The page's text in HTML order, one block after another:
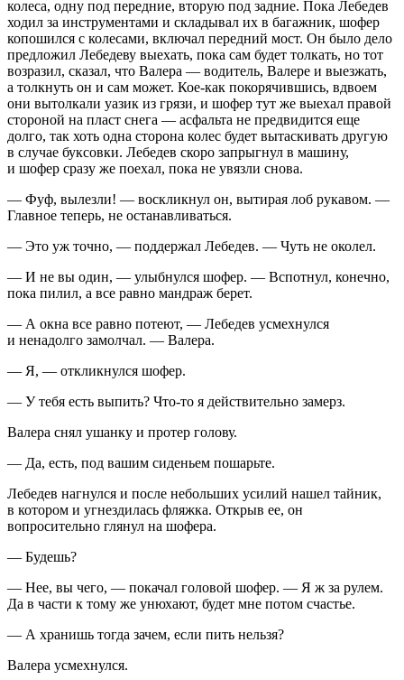
колеса, одну под передние, вторую под задние. Пока Лебедев
ходил за инструментами и складывал их в багажник, шофер
копошился с колесами, включал передний мост. Он было дело
предложил Лебедеву выехать, пока сам будет толкать, но тот
возразил, сказал, что Валера — водитель, Валере и выезжать,
а толкнуть он и сам может. Кое-как покорячившись, вдвоем
они вытолкали уазик из грязи, и шофер тут же выехал правой
стороной на пласт снега — асфальта не предвидится еще
долго, так хоть одна сторона колес будет вытаскивать другую
в случае буксовки. Лебедев скоро запрыгнул в машину,
и шофер сразу же поехал, пока не увязли снова.
— Фуф, вылезли! — воскликнул он, вытирая лоб рукавом. —
Главное теперь, не останавливаться.
— Это уж точно, — поддержал Лебедев. — Чуть не околел.
— И не вы один, — улыбнулся шофер. — Вспотнул, конечно,
пока пилил, а все равно мандраж берет.
— А окна все равно потеют, — Лебедев усмехнулся
и ненадолго замолчал. — Валера.
— Я, — откликнулся шофер.
— У тебя есть выпить? Что-то я действительно замерз.
Валера снял ушанку и протер голову.
— Да, есть, под вашим сиденьем пошарьте.
Лебедев нагнулся и после небольших усилий нашел тайник,
в котором и угнездилась фляжка. Открыв ее, он
вопросительно глянул на шофера.
— Будешь?
— Нее, вы чего, — покачал головой шофер. — Я ж за рулем.
Да в части к тому же унюхают, будет мне потом счастье.
— А хранишь тогда зачем, если пить нельзя?
Валера усмехнулся.